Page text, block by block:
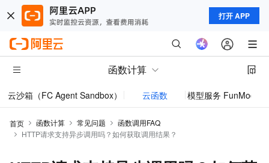
打开 APP
函数计算
云沙箱（FC Agent Sandbox） 云函数 模型服务 FunModel
首页 函数计算 常见问题
函数调用FAQ
HTTP请求支持异步调用吗？如何获取调用结果？